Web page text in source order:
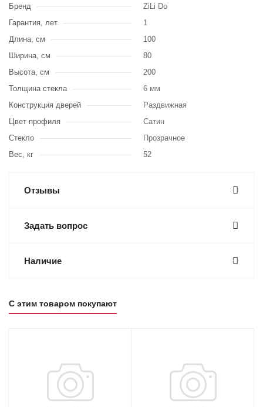
Бренд
ZiLi Do
Гарантия, лет
1
Длина, см
100
Ширина, см
80
Высота, см
200
Толщина стекла
6 мм
Конструкция дверей
Раздвижная
Цвет профиля
Сатин
Стекло
Прозрачное
Вес, кг
52
Отзывы
Задать вопрос
Наличие
С этим товаром покупают